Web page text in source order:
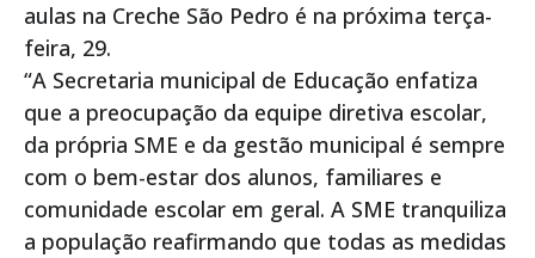
aulas na Creche São Pedro é na próxima terça-
feira, 29.
“A Secretaria municipal de Educação enfatiza
que a preocupação da equipe diretiva escolar,
da própria SME e da gestão municipal é sempre
com o bem-estar dos alunos, familiares e
comunidade escolar em geral. A SME tranquiliza
a população reafirmando que todas as medidas